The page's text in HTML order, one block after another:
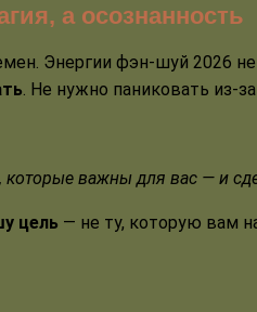
а осознанность
Энергии фэн-шуй 2026
. Не нужно паниковать из-
которые важны для вас — и
цель — не ту, которую вам